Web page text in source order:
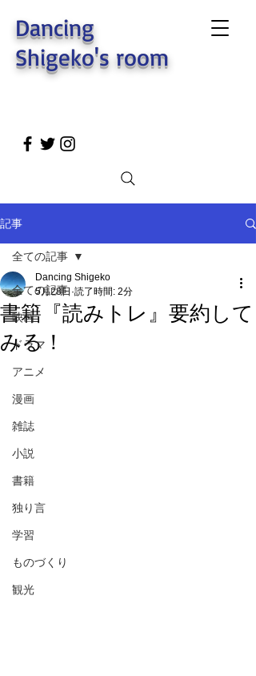
Dancing
Shigeko's room
記事
全ての記事
映画
ドラマ
アニメ
漫画
雑誌
小説
書籍
独り言
学習
ものづくり
観光
全ての記事
書籍『読みトレ』要約して
みる！
Dancing Shigeko
5月28日 読了時間: 2分